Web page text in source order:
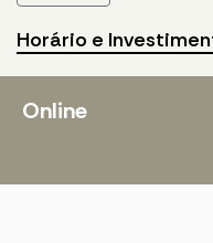
Horário e
Online